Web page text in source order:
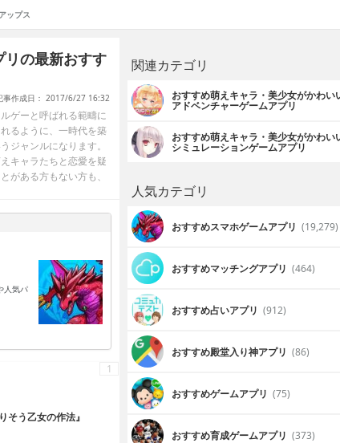
ップス
リの最新おすす
事作成日： 2017/6/27 16:32
ゲーと呼ばれる範疇に
るように、一時代を築
ジャンルになります。
キャラたちと恋愛を疑
がある方もない方も、
人気パ
そう乙女の作法』
1
関連カテゴリ
おすすめ萌えキャラ・美少女がかわい
アドベンチャーゲームアプリ
おすすめ萌えキャラ・美少女がかわい
シミュレーションゲームアプリ
人気カテゴリ
おすすめスマホゲームアプリ (19,279)
おすすめマッチングアプリ (464)
おすすめ占いアプリ (912)
おすすめ殿堂入り神アプリ (86)
おすすめゲームアプリ (75)
おすすめ育成ゲームアプリ (373)